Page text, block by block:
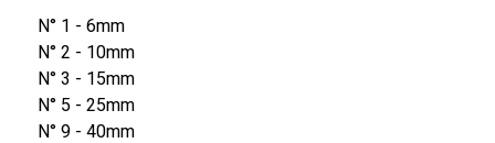
N° 1 - 6mm
N° 2 - 10mm
N° 3 - 15mm
N° 5 - 25mm
N° 9 - 40mm